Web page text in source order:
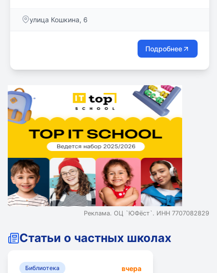
физически и нравственно здоровых личностей,
дальнейшему развитию, самосовершенствованию и
улица Кошкина, 6
Подробнее
Реклама. ОЦ `ЮФёст`. ИНН 7707082829
Статьи о частных школах
Библиотека вчера